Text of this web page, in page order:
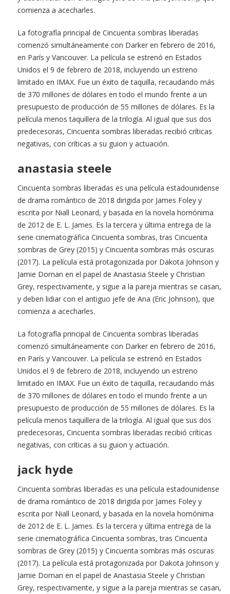
comienza a acecharles.
La fotografía principal de Cincuenta sombras liberadas
comenzó simultáneamente con Darker en febrero de 2016,
en París y Vancouver. La película se estrenó en Estados
Unidos el 9 de febrero de 2018, incluyendo un estreno
limitado en IMAX. Fue un éxito de taquilla, recaudando más
de 370 millones de dólares en todo el mundo frente a un
presupuesto de producción de 55 millones de dólares. Es la
película menos taquillera de la trilogía. Al igual que sus dos
predecesoras, Cincuenta sombras liberadas recibió críticas
negativas, con críticas a su guion y actuación.
anastasia steele
Cincuenta sombras liberadas es una película estadounidense
de drama romántico de 2018 dirigida por James Foley y
escrita por Niall Leonard, y basada en la novela homónima
de 2012 de E. L. James. Es la tercera y última entrega de la
serie cinematográfica Cincuenta sombras, tras Cincuenta
sombras de Grey (2015) y Cincuenta sombras más oscuras
(2017). La película está protagonizada por Dakota Johnson y
Jamie Dornan en el papel de Anastasia Steele y Christian
Grey, respectivamente, y sigue a la pareja mientras se casan,
y deben lidiar con el antiguo jefe de Ana (Eric Johnson), que
comienza a acecharles.
La fotografía principal de Cincuenta sombras liberadas
comenzó simultáneamente con Darker en febrero de 2016,
en París y Vancouver. La película se estrenó en Estados
Unidos el 9 de febrero de 2018, incluyendo un estreno
limitado en IMAX. Fue un éxito de taquilla, recaudando más
de 370 millones de dólares en todo el mundo frente a un
presupuesto de producción de 55 millones de dólares. Es la
película menos taquillera de la trilogía. Al igual que sus dos
predecesoras, Cincuenta sombras liberadas recibió críticas
negativas, con críticas a su guion y actuación.
jack hyde
Cincuenta sombras liberadas es una película estadounidense
de drama romántico de 2018 dirigida por James Foley y
escrita por Niall Leonard, y basada en la novela homónima
de 2012 de E. L. James. Es la tercera y última entrega de la
serie cinematográfica Cincuenta sombras, tras Cincuenta
sombras de Grey (2015) y Cincuenta sombras más oscuras
(2017). La película está protagonizada por Dakota Johnson y
Jamie Dornan en el papel de Anastasia Steele y Christian
Grey, respectivamente, y sigue a la pareja mientras se casan,